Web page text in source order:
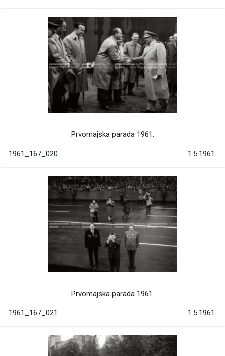
Prvomajska parada 1961.
1961_167_020 1.5.1961.
Prvomajska parada 1961.
1961_167_021 1.5.1961.